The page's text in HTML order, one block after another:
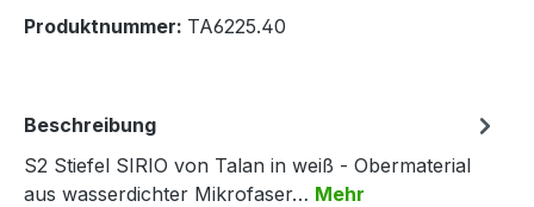
Produktnummer: TA6225.40
Beschreibung
S2 Stiefel SIRIO von Talan in weiß - Obermaterial
aus wasserdichter Mikrofaser… Mehr